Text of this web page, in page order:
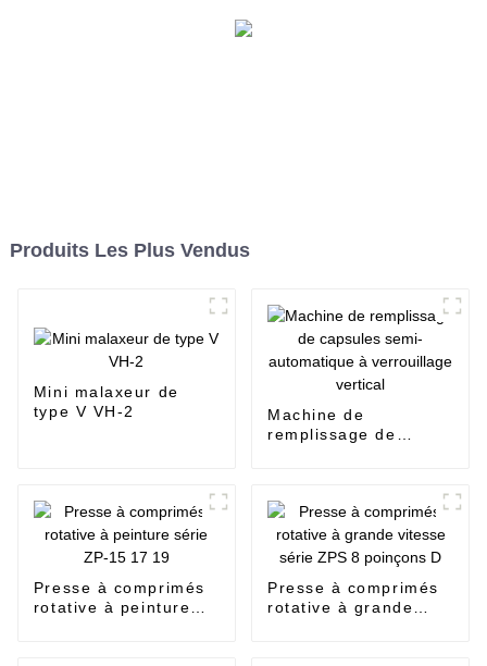
Produits Les Plus Vendus
Mini malaxeur de
type V VH-2
Machine de
remplissage de
Presse à comprimés
rotative à peinture
Presse à comprimés
rotative à grande